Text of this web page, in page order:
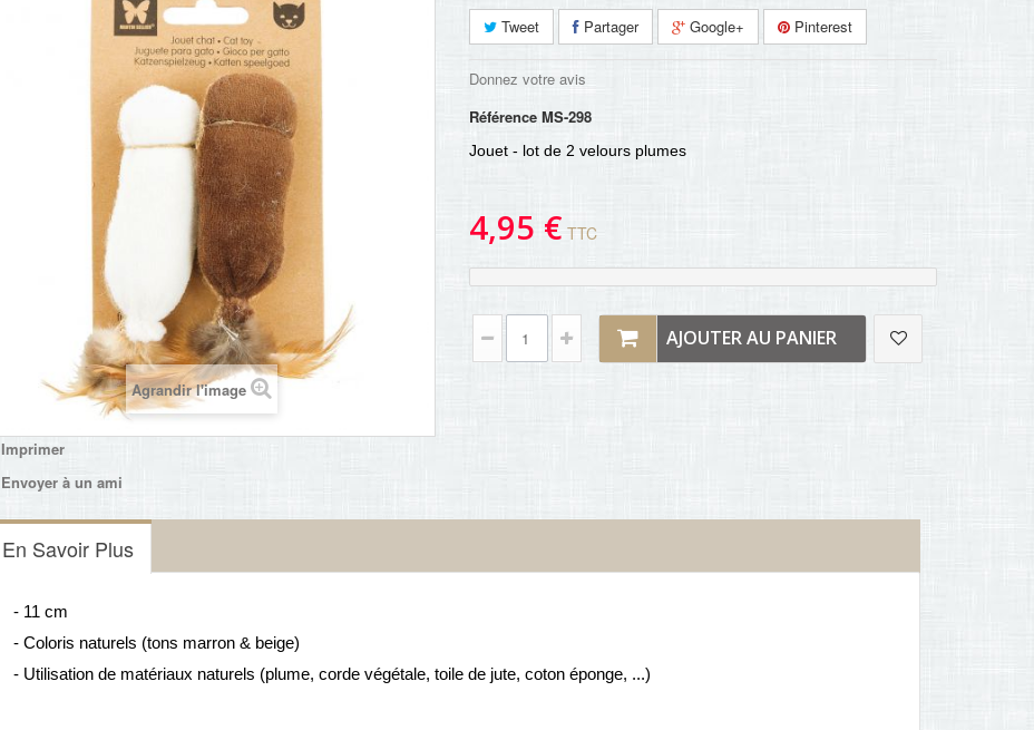
Agrandir l'image
Imprimer
Envoyer à un ami
Tweet Partager Google+ Pinterest
Donnez votre avis
Référence MS-298
Jouet - lot de 2 velours plumes
4,95 € TTC
AJOUTER AU PANIER
En Savoir Plus
- 11 cm
- Coloris naturels (tons marron & beige)
- Utilisation de matériaux naturels (plume, corde végétale, toile de jute, coton éponge, ...)